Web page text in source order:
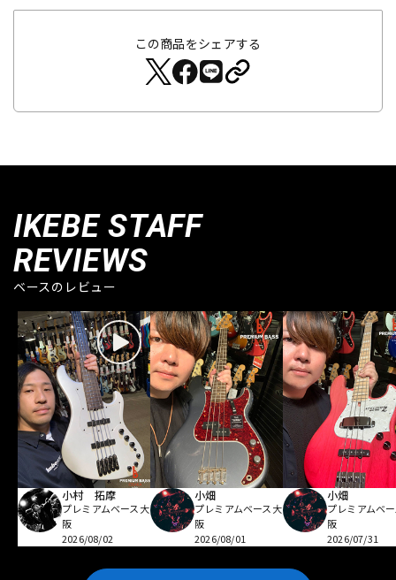
この商品をシェアする
IKEBE STAFF
REVIEWS
ベースのレビュー
小村 拓摩
プレミアムベース大
阪
2026/08/02
小畑
プレミアムベース大
阪
2026/08/01
小畑
プレミアムベ
阪
2026/07/31